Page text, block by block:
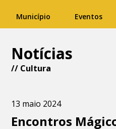
Município Eventos
Notícias
// Cultura
13 maio 2024
Encontros